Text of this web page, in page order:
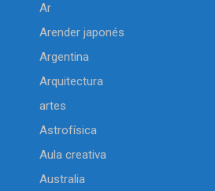
Ar
Arender japonés
Argentina
Arquitectura
artes
Astrofísica
Aula creativa
Australia